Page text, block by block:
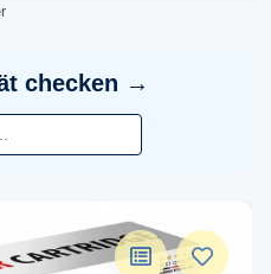
checken →